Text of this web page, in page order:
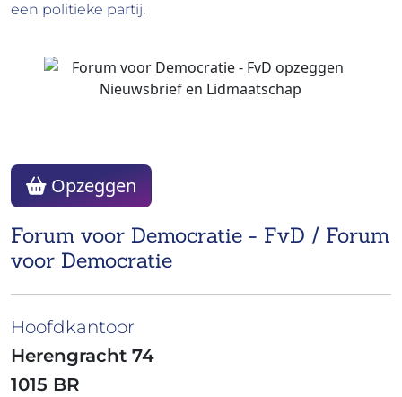
een politieke partij.
Forum voor Democratie - FvD / Forum
voor Democratie
Opzeggen
Hoofdkantoor
Herengracht 74
1015 BR